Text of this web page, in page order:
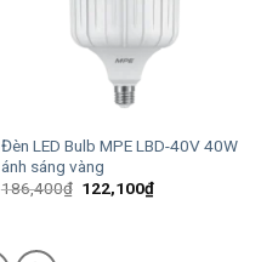
Đèn LED Bulb MPE LBD-40V 40W
ánh sáng vàng
186,400₫ Giá
122,100₫Giá
hiện